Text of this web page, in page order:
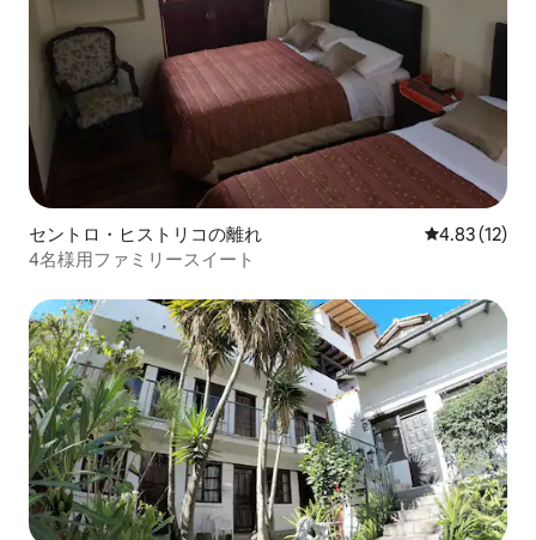
セントロ・ヒストリコの離れ レビュー12
4.83 (12)
4名様用ファミリースイート